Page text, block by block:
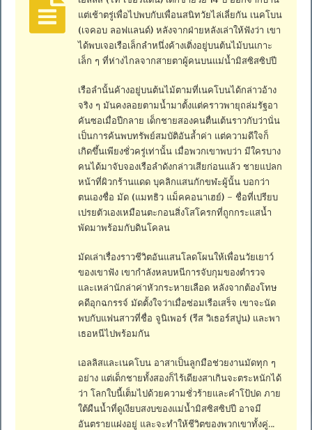
แต่เช้าตรู่เพื่อไปพบกับเพื่อนสนิทวัยไล่เลี่ยกัน เนคโบน
(เจคอบ ลอฟแลนด์) หลังจากฝ่ายหลังเล่าให้ฟังว่า เขา
ได้พบเจอเรือเล็กลำหนึ่งค้างเติ่งอยู่บนต้นไม้บนเกาะ
เล็ก ๆ ที่ห่างไกลจากสายตาผู้คนบนแม่น้ำมิสซิสซิปปี
เรือลำนั้นค้างอยู่บนต้นไม้ตามที่เนคโบนได้กล่าวอ้าง
จริง ๆ มันคงลอยตามน้ำมาตั้งแต่คราวพายุถล่มรัฐอา
คันซอเมื่อปีกลาย เด็กชายสองคนตื่นเต้นราวกับว่านั่น
เป็นการค้นพบทรัพย์สมบัติอันล้ำค่า แต่ความดีใจก็
เกิดขึ้นเพียงชั่วครู่เท่านั้น เมื่อพวกเขาพบว่า มีใครบาง
คนได้มาจับจองเรือลำดังกล่าวเสียก่อนแล้ว ชายแปลก
หน้าที่ผิวกร้านแดด บุคลิกแสนกักขฬะผู้นั้น บอกว่า
ตนเองชื่อ มัด (แมทธิว แม็คคอนาเฮย์) – ชื่อที่เปรียบ
เปรยตัวเองเหมือนตะกอนสิ่งโสโครกที่ถูกกระแสน้ำ
พัดมาพร้อมกับดินโคลน
มัดเล่าเรื่องราวชีวิตอันแสนโลดโผนให้เพื่อนวัยเยาว์
ของเขาฟัง เขากำลังหลบหนีการจับกุมของตำรวจ
และเหล่านักล่าค่าหัวกระหายเลือด หลังจากต้องโทษ
คดีอุกฉกรรจ์ มัดตั้งใจว่าเมื่อซ่อมเรือเสร็จ เขาจะนัด
พบกับแฟนสาวที่ชื่อ จูนิเพอร์ (รีส วิเธอร์สปูน) และพา
เธอหนีไปพร้อมกัน
เอลลิสและเนคโบน อาสาเป็นลูกมือช่วยงานมัดทุก ๆ
อย่าง แต่เด็กชายทั้งสองก็ไร้เดียงสาเกินจะตระหนักได้
ว่า โลกใบนี้เต็มไปด้วยความชั่วร้ายและคำโป้ปด ภาย
ใต้ผืนน้ำที่ดูเงียบสงบของแม่น้ำมิสซิสซิปปี อาจมี
อันตรายแฝงอยู่ และจะทำให้ชีวิตของพวกเขาทั้งคู่…